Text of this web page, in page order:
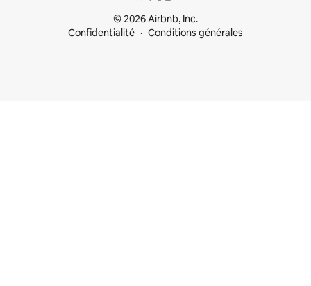
© 2026 Airbnb, Inc.
Confidentialité
Conditions générales